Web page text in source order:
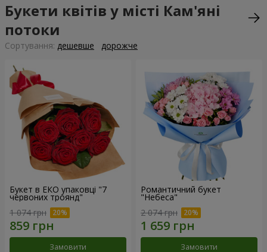
Букети квітів у місті Кам'яні
потоки
Сортування: дешевше дорожче
Букет в ЕКО упаковці "7
червоних троянд"
1 074 грн
Замовити
Романтичний букет
"Небеса"
2 074 грн
Замовити